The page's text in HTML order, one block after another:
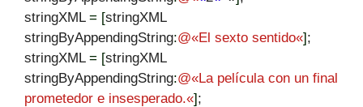
stringXML = [stringXML
stringByAppendingString:@«El sexto sentido«];
stringXML = [stringXML
stringByAppendingString:@«La película con un final
prometedor e insesperado.«];